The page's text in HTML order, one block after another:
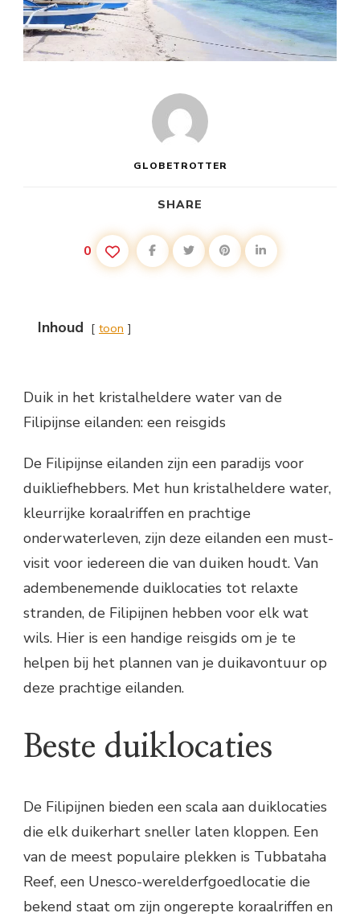
GLOBETROTTER
SHARE
0
Inhoud toon
Duik in het kristalheldere water van de
Filipijnse eilanden: een reisgids
De Filipijnse eilanden zijn een paradijs voor
duikliefhebbers. Met hun kristalheldere water,
kleurrijke koraalriffen en prachtige
onderwaterleven, zijn deze eilanden een must-
visit voor iedereen die van duiken houdt. Van
adembenemende duiklocaties tot relaxte
stranden, de Filipijnen hebben voor elk wat
wils. Hier is een handige reisgids om je te
helpen bij het plannen van je duikavontuur op
deze prachtige eilanden.
Beste duiklocaties
De Filipijnen bieden een scala aan duiklocaties
die elk duikerhart sneller laten kloppen. Een
van de meest populaire plekken is Tubbataha
Reef, een Unesco-werelderfgoedlocatie die
bekend staat om zijn ongerepte koraalriffen en